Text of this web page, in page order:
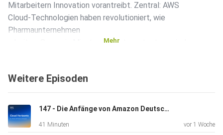
Mitarbeitern Innovation vorantreibt. Zentral: AWS
Cloud-Technologien haben revolutioniert, wie
Pharmaunternehmen
arbeiten. Server in Minuten aufsetzen, testen, wieder
ein Gamechanger.
Jesus' Innovationsphilosophie: "5 Minuten pro Tag" für
Neues
Mehr
Weitere Episoden
147 - Die Anfänge von Amazon Deutschland & mehr
41 Minuten vor 1 Woche